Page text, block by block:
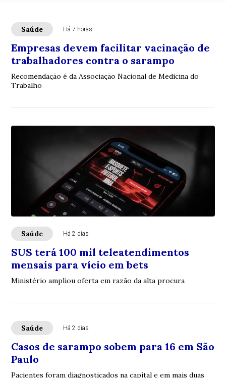
Saúde Há 7 horas
Empresas devem facilitar vacinação de
trabalhadores contra o sarampo
Recomendação é da Associação Nacional de Medicina do
Trabalho
Saúde Há 2 dias
SUS terá 100 mil teleatendimentos
mensais para vício em bets
Ministério ampliou oferta em razão da alta procura
Saúde Há 2 dias
Casos de sarampo sobem para 16 em São
Paulo
Pacientes foram diagnosticados na capital e em mais duas